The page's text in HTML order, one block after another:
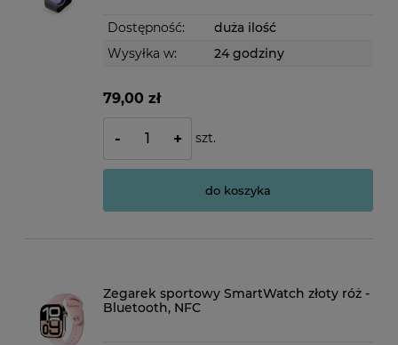
Dostępność:
duża ilość
Wysyłka w:
24 godziny
79,00 zł
- + szt.
do koszyka
Zegarek sportowy SmartWatch złoty róż -
Bluetooth, NFC